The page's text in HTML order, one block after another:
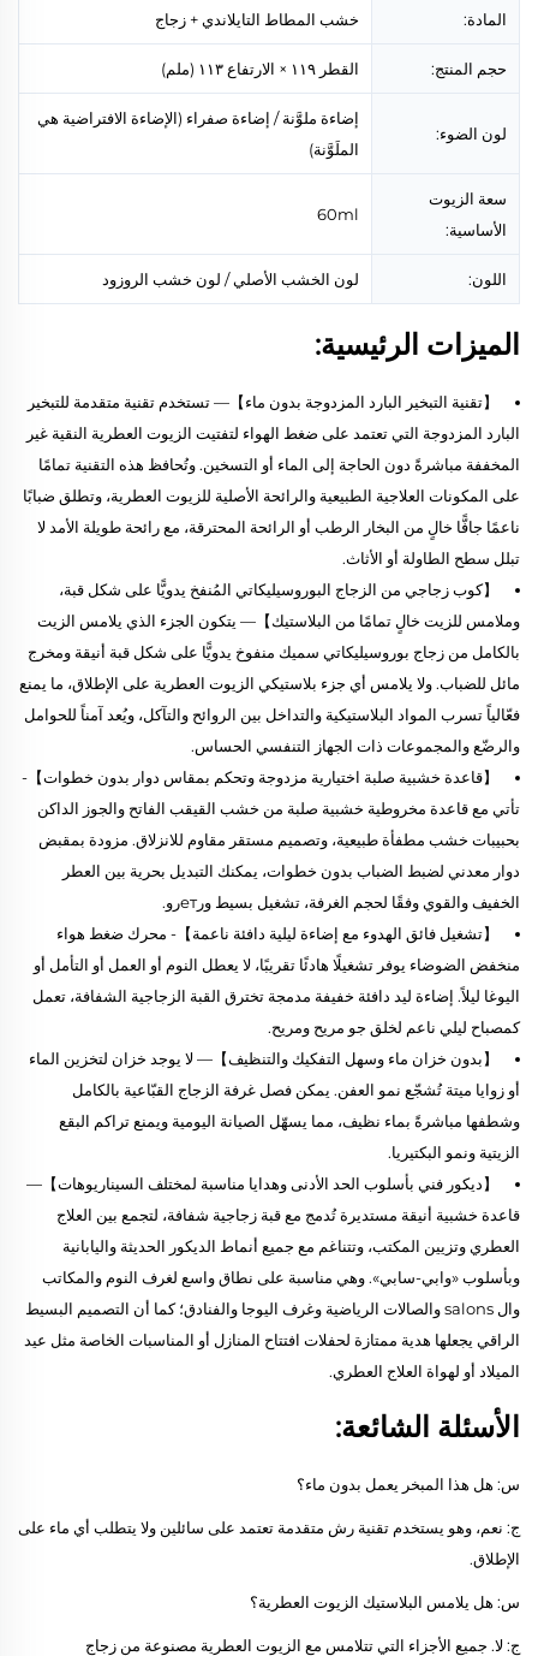
المادة: خشب المطاط التايلاندي + زجاج
حجم المنتج: القطر ١١٩ × الارتفاع ١١٣ (ملم)
لون الضوء:
إضاءة ملوَّنة / إضاءة صفراء (الإضاءة الافتراضية هي
الملَوَّنة)
سعة الزيوت
الأساسية:
60ml
اللون: لون الخشب الأصلي / لون خشب الروزود
الميزات الرئيسية:
【تقنية التبخير البارد المزدوجة بدون ماء】— تستخدم تقنية متقدمة للتبخير
البارد المزدوجة التي تعتمد على ضغط الهواء لتفتيت الزيوت العطرية النقية غير
المخففة مباشرةً دون الحاجة إلى الماء أو التسخين. وتُحافظ هذه التقنية تمامًا
على المكونات العلاجية الطبيعية والرائحة الأصلية للزيوت العطرية، وتطلق ضبابًا
ناعمًا جافًّا خالٍ من البخار الرطب أو الرائحة المحترقة، مع رائحة طويلة الأمد لا
تبلل سطح الطاولة أو الأثاث.
【كوب زجاجي من الزجاج البوروسيليكاتي المُنفخ يدويًّا على شكل قبة،
وملامس للزيت خالٍ تمامًا من البلاستيك】— يتكون الجزء الذي يلامس الزيت
بالكامل من زجاج بوروسيليكاتي سميك منفوخ يدويًّا على شكل قبة أنيقة ومخرج
مائل للضباب. ولا يلامس أي جزء بلاستيكي الزيوت العطرية على الإطلاق، ما يمنع
فعّالياً تسرب المواد البلاستيكية والتداخل بين الروائح والتآكل، ويُعد آمناً للحوامل
والرضّع والمجموعات ذات الجهاز التنفسي الحساس.
【قاعدة خشبية صلبة اختيارية مزدوجة وتحكم بمقاس دوار بدون خطوات】-
تأتي مع قاعدة مخروطية خشبية صلبة من خشب القيقب الفاتح والجوز الداكن
بحبيبات خشب مطفأة طبيعية، وتصميم مستقر مقاوم للانزلاق. مزودة بمقبض
دوار معدني لضبط الضباب بدون خطوات، يمكنك التبديل بحرية بين العطر
الخفيف والقوي وفقًا لحجم الغرفة، تشغيل بسيط ورетرو.
【تشغيل فائق الهدوء مع إضاءة ليلية دافئة ناعمة】- محرك ضغط هواء
منخفض الضوضاء يوفر تشغيلًا هادئًا تقريبًا، لا يعطل النوم أو العمل أو التأمل أو
اليوغا ليلاً. إضاءة ليد دافئة خفيفة مدمجة تخترق القبة الزجاجية الشفافة، تعمل
كمصباح ليلي ناعم لخلق جو مريح ومريح.
【بدون خزان ماء وسهل التفكيك والتنظيف】— لا يوجد خزان لتخزين الماء
أو زوايا ميتة تُشجّع نمو العفن. يمكن فصل غرفة الزجاج القبّاعية بالكامل
وشطفها مباشرةً بماء نظيف، مما يسهّل الصيانة اليومية ويمنع تراكم البقع
الزيتية ونمو البكتيريا.
【ديكور فني بأسلوب الحد الأدنى وهدايا مناسبة لمختلف السيناريوهات】—
قاعدة خشبية أنيقة مستديرة تُدمج مع قبة زجاجية شفافة، لتجمع بين العلاج
العطري وتزيين المكتب، وتتناغم مع جميع أنماط الديكور الحديثة واليابانية
وبأسلوب «وابي-سابي». وهي مناسبة على نطاق واسع لغرف النوم والمكاتب
وال salons والصالات الرياضية وغرف اليوجا والفنادق؛ كما أن التصميم البسيط
الراقي يجعلها هدية ممتازة لحفلات افتتاح المنازل أو المناسبات الخاصة مثل عيد
الميلاد أو لهواة العلاج العطري.
الأسئلة الشائعة:
س: هل هذا المبخر يعمل بدون ماء؟
ج: نعم، وهو يستخدم تقنية رش متقدمة تعتمد على سائلين ولا يتطلب أي ماء على
الإطلاق.
س: هل يلامس البلاستيك الزيوت العطرية؟
ج: لا. جميع الأجزاء التي تتلامس مع الزيوت العطرية مصنوعة من زجاج